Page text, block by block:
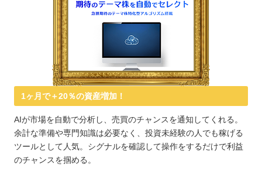
1ヶ月で＋20％の資産増加！
AIが市場を自動で分析し、売買のチャンスを通知してくれる。
余計な準備や専門知識は必要なく、投資未経験の人でも稼げる
ツールとして人気。シグナルを確認して操作をするだけで利益
のチャンスを掴める。